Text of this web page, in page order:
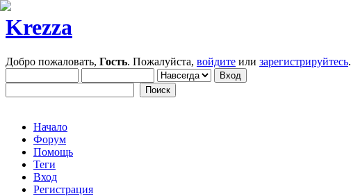
Krezza
Добро пожаловать, Гость. Пожалуйста, войдите или зарегистрируйтесь.
Начало
Форум
Помощь
Теги
Вход
Регистрация